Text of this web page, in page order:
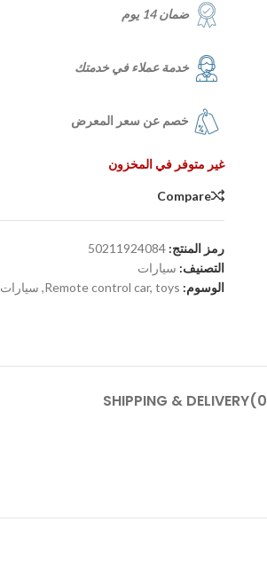
ضمان 14 يوم
خدمة عملاء في خدمتك
خصم عن سعر المعرض
غير متوفر في المخزون
Compare
رمز المنتج: 50211924084
التصنيف: سيارات
الوسوم:
Remote control car, toys
, سيارات
SHIPPING & DELIVERY